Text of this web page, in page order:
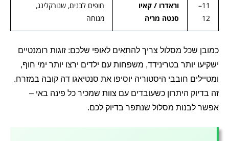
11–
12
וראדרו / קאיו
סנטה מריה
חופים לבנים, שנורקלינג,
מנוחה
כמובן שכל מסלול צריך להתאים לאופי שלכם: זוגות רומנטיים
ישקיעו יותר בטרינידד, משפחות עם ילדים ירצו יותר ימי חוף,
ומטיילים חובבי היסטוריה יוסיפו את סנטיאגו דה קובה במזרח.
זה בדיוק היתרון כשעובדים עם צוות שמכיר כל פינה באי –
אפשר לבנות מסלול שנתפר בדיוק לכם.